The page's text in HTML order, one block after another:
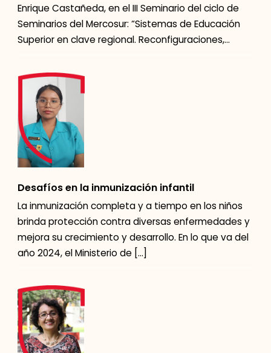
Enrique Castañeda, en el III Seminario del ciclo de
Seminarios del Mercosur: “Sistemas de Educación
Superior en clave regional. Reconfiguraciones,
Desafíos en la inmunización infantil
La inmunización completa y a tiempo en los niños
brinda protección contra diversas enfermedades y
mejora su crecimiento y desarrollo. En lo que va del
año 2024, el Ministerio de […]